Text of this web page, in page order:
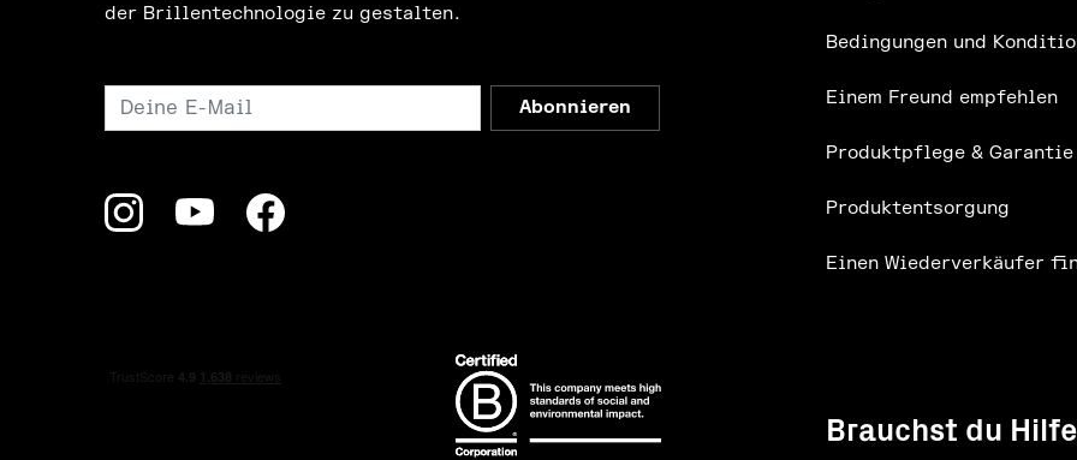
der Brillentechnologie zu gestalten.
Bedingungen und
Einem Freund empfehlen
Produktpflege & Garantie
Produktentsorgung
Einen Wiederverkäufer
Brauchst du